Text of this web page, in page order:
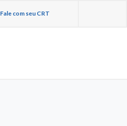
Fale com seu CRT